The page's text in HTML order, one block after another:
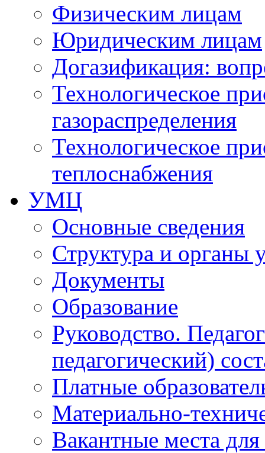
Физическим лицам
Юридическим лицам
Догазификация:
Технологическое
газораспределения
Технологическое
теплоснабжения
УМЦ
Основные сведения
Структура и органы
Документы
Образование
Руководство.
педагогический)
Платные
Материально-
Вакантные места